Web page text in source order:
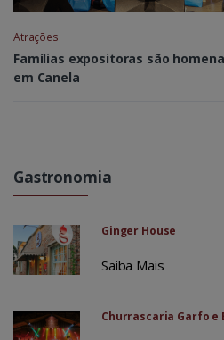
Atrações
Famílias expositoras são
em Canela
Gastronomia
Ginger House
Saiba Mais
Churrascaria Garfo e